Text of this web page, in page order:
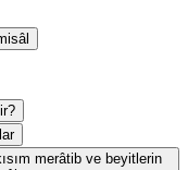
merâtib ve beyitlerin